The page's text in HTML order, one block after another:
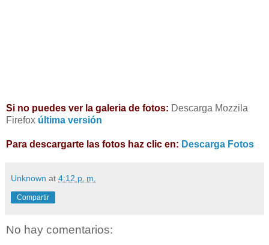
Si no puedes ver la galeria de fotos: Descarga Mozzila
Firefox última versión
Para descargarte las fotos haz clic en: Descarga Fotos
Unknown at 4:12 p. m.
Compartir
No hay comentarios: